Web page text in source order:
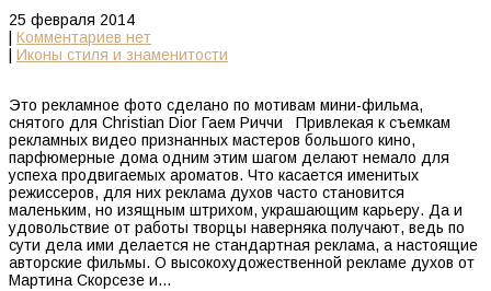
25 февраля 2014
Комментариев нет
Иконы стиля и знаменитости
Это рекламное фото сделано по мотивам мини-фильма,
снятого для Christian Dior Гаем Риччи Привлекая к съемкам
рекламных видео признанных мастеров большого кино,
парфюмерные дома одним этим шагом делают немало для
успеха продвигаемых ароматов. Что касается именитых
режиссеров, для них реклама духов часто становится
маленьким, но изящным штрихом, украшающим карьеру. Да и
удовольствие от работы творцы наверняка получают, ведь по
сути дела ими делается не стандартная реклама, а настоящие
авторские фильмы. О высокохудожественной рекламе духов от
Мартина Скорсезе и…